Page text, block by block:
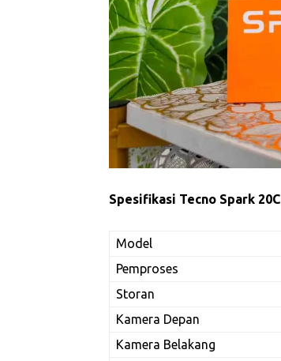
Spesifikasi Tecno Spark 20C
Model
Pemproses
Storan
Kamera Depan
Kamera Belakang